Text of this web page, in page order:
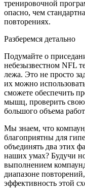
тренировочной
опасно, чем
повторениях.
Разберемся детально
Подумайте о
небезызвестном NFL
лежа. Это не просто
их можно
сможете обеспечить
мышц, проверить
большого объема
Мы знаем, что
благоприятны для
объединять два этих
наших умах? Будучи
выполнением
диапазоне
эффективность этой